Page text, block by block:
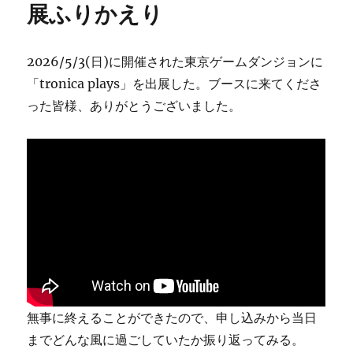
展ふりかえり
2026/5/3(日)に開催された東京ゲームダンジョンに
「tronica plays」を出展した。ブースに来てくださ
った皆様、ありがとうございました。
無事に終えることができたので、申し込みから当日
までどんな風に過ごしていたか振り返ってみる。